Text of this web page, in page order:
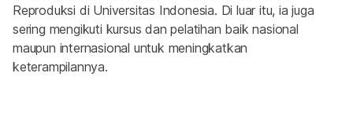
Reproduksi di Universitas Indonesia. Di luar itu, ia juga
sering mengikuti kursus dan pelatihan baik nasional
maupun internasional untuk meningkatkan
keterampilannya.